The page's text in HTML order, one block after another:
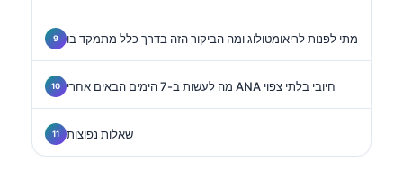
מתי לפנות לריאומטולוג ומה הביקור הזה בדרך כלל מתמקד בו
מה לעשות ב-7 הימים הבאים אחרי ANA חיובי בלתי צפוי
שאלות נפוצות